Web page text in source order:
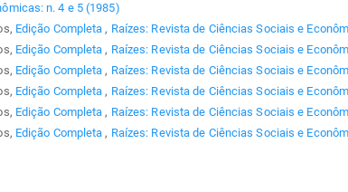
n. 4 e 5 (1985)
Edição Completa, Raízes: Revista de Ciências Sociais e
Edição Completa, Raízes: Revista de Ciências Sociais e
Edição Completa, Raízes: Revista de Ciências Sociais e
Edição Completa, Raízes: Revista de Ciências Sociais e
Edição Completa, Raízes: Revista de Ciências Sociais e
Edição Completa, Raízes: Revista de Ciências Sociais e